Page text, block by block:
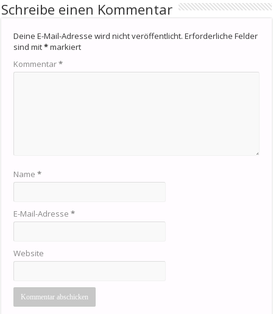
Schreibe einen Kommentar
Deine E-Mail-Adresse wird nicht veröffentlicht. Erforderliche Felder
sind mit*markiert
Kommentar*
Name*
E-Mail-Adresse*
Website